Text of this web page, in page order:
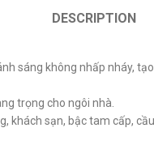
DESCRIPTION
sáng không nhấp nháy,
trọng cho ngôi nhà.
khách sạn, bậc tam cấp, cầu